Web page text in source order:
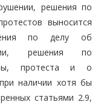
решения по
выносится
по делу об
решения по
протеста и о
наличии хотя бы
статьями 2.9,